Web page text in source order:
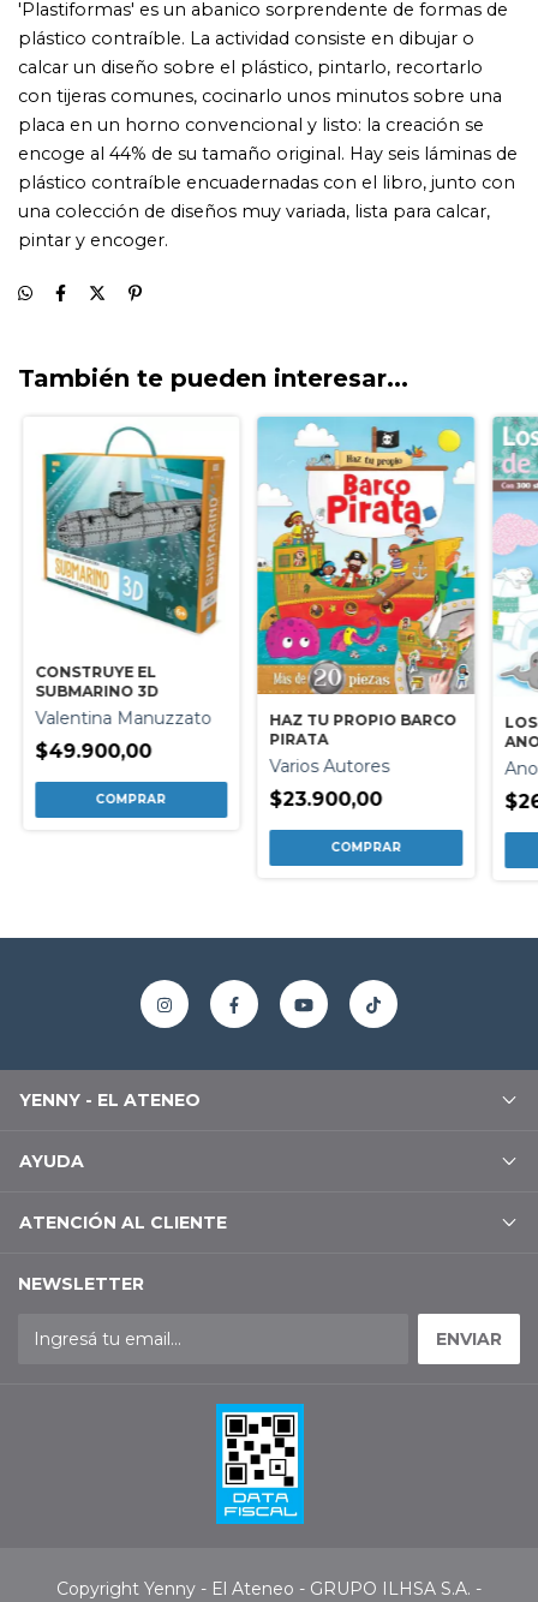
También te pueden interesar...
CONSTRUYE EL
SUBMARINO 3D
Valentina Manuzzato
$49.900,00
HAZ TU PROPIO BARCO
PIRATA
Varios Autores
$23.900,00
YENNY - EL ATENEO
AYUDA
ATENCIÓN AL CLIENTE
NEWSLETTER
Copyright Yenny - El Ateneo - GRUPO ILHSA S.A. -